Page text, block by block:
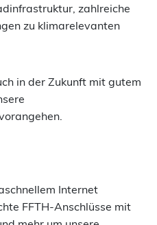
zahlreiche
zu klimarelevanten
in der Zukunft mit gutem
Internet
FFTH-Anschlüsse mit